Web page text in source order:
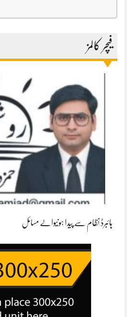
فیچر کالمز
ہائبرڈ نظام سے پیدا ہونیوالے مسائل